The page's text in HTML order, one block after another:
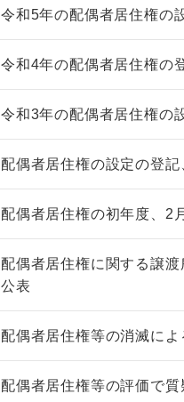
令和5年の配偶者居住権の
令和4年の配偶者居住権の
令和3年の配偶者居住権の
配偶者居住権の設定の登
配偶者居住権の初年度、2
配偶者居住権に関する譲
公表
配偶者居住権等の消滅に
配偶者居住権等の評価で